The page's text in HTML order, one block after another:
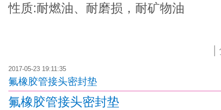
性质:耐燃油、耐磨损，耐矿物油
2017-05-23 19:11:35
氟橡胶管接头密封垫
氟橡胶管接头密封垫